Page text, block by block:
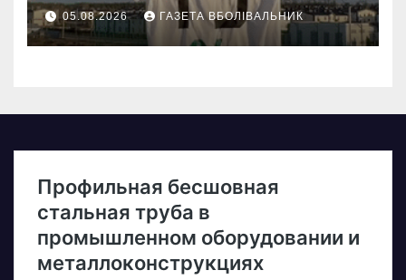
05.08.2026 ГАЗЕТА ВБОЛІВАЛЬНИК